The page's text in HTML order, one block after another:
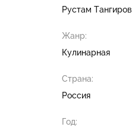
Рустам Тангиров
Жанр:
Кулинарная
Страна:
Россия
Год: